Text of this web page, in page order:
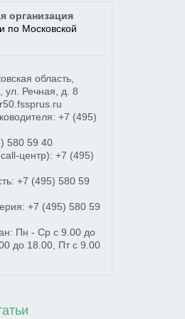
организация
по Московской
область,
ул. Речная, д. 8
+7 (495)
580 59 40
центр): +7 (495)
+7 (495) 580 59
+7 (495) 580 59
Пн - Ср с 9.00 до
до 18.00, Пт с 9.00